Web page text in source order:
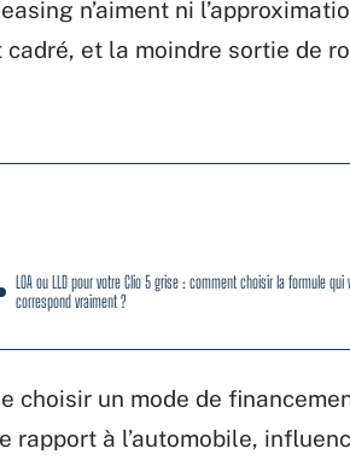
n’aiment ni
et la moindre sortie de
LOA ou LLD pour votre Clio 5 grise : comment choisir la formule qui
correspond vraiment ?
choisir un mode de
rapport à l’automobile,